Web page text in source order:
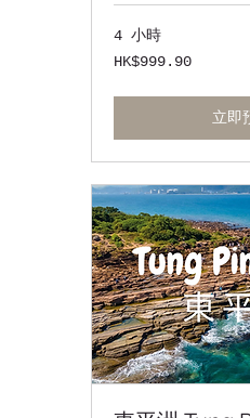
4 小時
999.90
港
HK$999.90
立即